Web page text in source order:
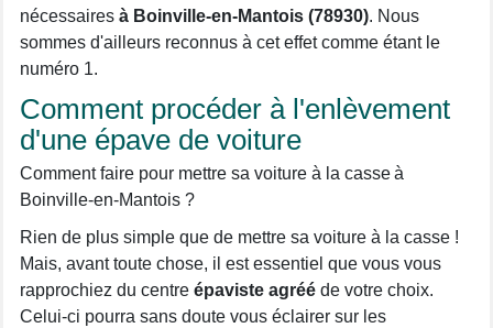
nécessaires à Boinville-en-Mantois (78930). Nous
sommes d'ailleurs reconnus à cet effet comme étant le
numéro 1.
Comment procéder à l'enlèvement
d'une épave de voiture
Comment faire pour mettre sa voiture à la casse à
Boinville-en-Mantois ?
Rien de plus simple que de mettre sa voiture à la casse !
Mais, avant toute chose, il est essentiel que vous vous
rapprochiez du centre épaviste agréé de votre choix.
Celui-ci pourra sans doute vous éclairer sur les